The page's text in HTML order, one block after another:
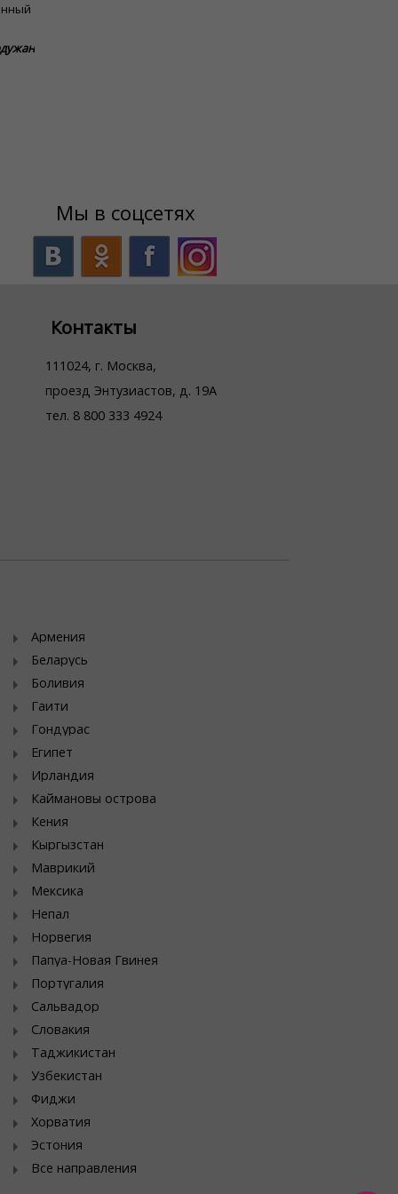
Мы в соцсетях
Контакты
111024, г. Москва,
проезд Энтузиастов, д. 19А
тел. 8 800 333 4924
Армения
Беларусь
Боливия
Гаити
Гондурас
Египет
Ирландия
Каймановы острова
Кения
Кыргызстан
Маврикий
Мексика
Непал
Норвегия
Папуа-Новая Гвинея
Португалия
Сальвадор
Словакия
Таджикистан
Узбекистан
Фиджи
Хорватия
Эстония
Все направления